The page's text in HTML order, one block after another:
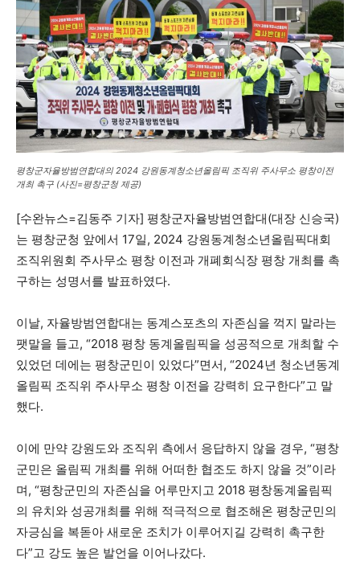
평창군자율방범연합대의 2024 강원동계청소년올림픽 조직위 주사무소 평창이전
개최 촉구 (사진=평창군청 제공)
[수완뉴스=김동주 기자] 평창군자율방범연합대(대장 신승국)
는 평창군청 앞에서 17일, 2024 강원동계청소년올림픽대회
조직위원회 주사무소 평창 이전과 개폐회식장 평창 개최를 촉
구하는 성명서를 발표하였다.
이날, 자율방범연합대는 동계스포츠의 자존심을 꺽지 말라는
팻말을 들고, “2018 평창 동계올림픽을 성공적으로 개최할 수
있었던 데에는 평창군민이 있었다”면서, “2024년 청소년동계
올림픽 조직위 주사무소 평창 이전을 강력히 요구한다”고 말
했다.
이에 만약 강원도와 조직위 측에서 응답하지 않을 경우, “평창
군민은 올림픽 개최를 위해 어떠한 협조도 하지 않을 것”이라
며, “평창군민의 자존심을 어루만지고 2018 평창동계올림픽
의 유치와 성공개최를 위해 적극적으로 협조해온 평창군민의
자긍심을 복돋아 새로운 조치가 이루어지길 강력히 촉구한
다”고 강도 높은 발언을 이어나갔다.